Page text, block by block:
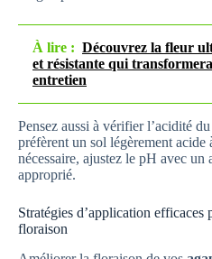
À lire : Découvrez la fleur
et résistante qui
entretien
Pensez aussi à vérifier l’acidité
préfèrent un sol légèrement acide
nécessaire, ajustez le pH avec un
approprié.
Stratégies d’application efficaces
floraison